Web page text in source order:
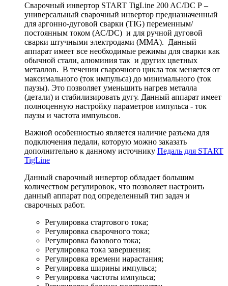
Сварочный инвертор START TigLine 200 AC/DC P –
универсальный сварочный инвертор предназначенный
для аргонно-дуговой сварки (TIG) переменным/
постоянным током (АС/DС) и для ручной дуговой
сварки штучными электродами (MMA). Данный
аппарат имеет все необходимые режимы для сварки как
обычной стали, алюминия так и других цветных
металлов. В течении сварочного цикла ток меняется от
максимального (ток импульса) до минимального (ток
паузы). Это позволяет уменьшить нагрев металла
(детали) и стабилизировать дугу. Данный аппарат имеет
полноценную настройку параметров импульса - ток
паузы и частота импульсов.
Важной особенностью является наличие разъема для
подключения педали, которую можно заказать
дополнительно к данному источнику Педаль для START
TigLine
Данный сварочный инвертор обладает большим
количеством регулировок, что позволяет настроить
данный аппарат под определенный тип задач и
сварочных работ.
Регулировка стартового тока;
Регулировка сварочного тока;
Регулировка базового тока;
Регулировка тока завершения;
Регулировка времени нарастания;
Регулировка ширины импульса;
Регулировка частоты импульса;